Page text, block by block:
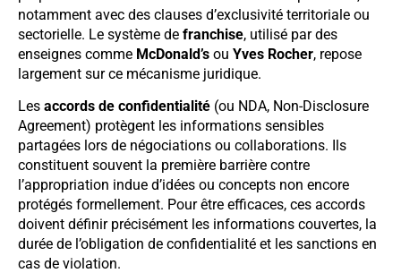
notamment avec des clauses d’exclusivité territoriale ou
sectorielle. Le système de franchise, utilisé par des
enseignes comme McDonald’s ou Yves Rocher, repose
largement sur ce mécanisme juridique.
Les accords de confidentialité (ou NDA, Non-Disclosure
Agreement) protègent les informations sensibles
partagées lors de négociations ou collaborations. Ils
constituent souvent la première barrière contre
l’appropriation indue d’idées ou concepts non encore
protégés formellement. Pour être efficaces, ces accords
doivent définir précisément les informations couvertes, la
durée de l’obligation de confidentialité et les sanctions en
cas de violation.